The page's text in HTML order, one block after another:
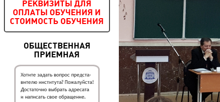
РЕКВИЗИТЫ ДЛЯ
ОПЛАТЫ ОБУЧЕНИЯ И
СТОИМОСТЬ ОБУЧЕНИЯ
ОБЩЕСТВЕННАЯ
ПРИЕМНАЯ